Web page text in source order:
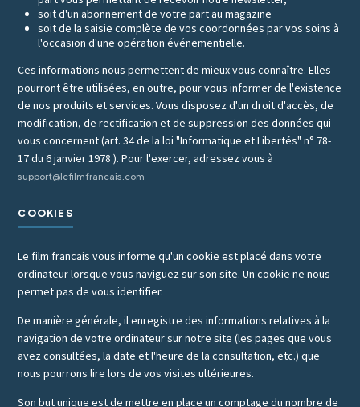
soit d'un abonnement de votre part au magazine
soit de la saisie complète de vos coordonnées par vos soins à
l'occasion d'une opération événementielle.
Ces informations nous permettent de mieux vous connaître. Elles
pourront être utilisées, en outre, pour vous informer de l'existence
de nos produits et services. Vous disposez d'un droit d'accès, de
modification, de rectification et de suppression des données qui
vous concernent (art. 34 de la loi "Informatique et Libertés" n° 78-
17 du 6 janvier 1978 ). Pour l'exercer, adressez vous à
support@lefilmfrancais.com
COOKIES
Le film francais vous informe qu'un cookie est placé dans votre
ordinateur lorsque vous naviguez sur son site. Un cookie ne nous
permet pas de vous identifier.
De manière générale, il enregistre des informations relatives à la
navigation de votre ordinateur sur notre site (les pages que vous
avez consultées, la date et l'heure de la consultation, etc.) que
nous pourrons lire lors de vos visites ultérieures.
Son but unique est de mettre en place un comptage du nombre de